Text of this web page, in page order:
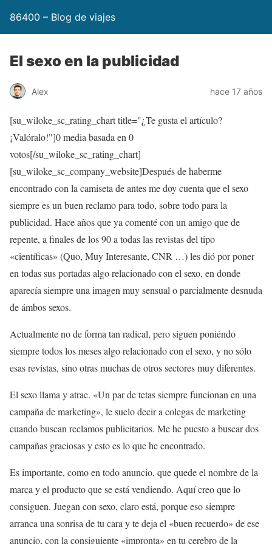
86400 – Blog de viajes
El sexo en la publicidad
Alex hace 17 años
[su_wiloke_sc_rating_chart title="¿Te gusta el artículo?
¡Valóralo!"]0media basada en 0
votos[/su_wiloke_sc_rating_chart]
[su_wiloke_sc_company_website]Después de haberme
encontrado con la camiseta de antes me doy cuenta que el sexo
siempre es un buen reclamo para todo, sobre todo para la
publicidad. Hace años que ya comenté con un amigo que de
repente, a finales de los 90 a todas las revistas del tipo
«científicas» (Quo, Muy Interesante, CNR …) les dió por poner
en todas sus portadas algo relacionado con el sexo, en donde
aparecía siempre una imagen muy sensual o parcialmente desnuda
de ámbos sexos.
Actualmente no de forma tan radical, pero siguen poniéndo
siempre todos los meses algo relacionado con el sexo, y no sólo
esas revistas, sino otras muchas de otros sectores muy diferentes.
El sexo llama y atrae. «Un par de tetas siempre funcionan en una
campaña de marketing», le suelo decir a colegas de marketing
cuando buscan reclamos publicitarios. Me he puesto a buscar dos
campañas graciosas y esto es lo que he encontrado.
Es importante, como en todo anuncio, que quede el nombre de la
marca y el producto que se está vendiendo. Aquí creo que lo
consiguen. Juegan con sexo, claro está, porque eso siempre
arranca una sonrisa de tu cara y te deja el «buen recuerdo» de ese
anuncio, con la consiguiente «impronta» en tu cerebro de la